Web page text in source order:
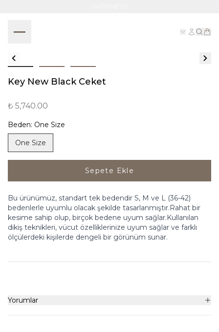
Key New Black Ceket
₺ 5,740.00
Beden: One Size
One Size
Sepete Ekle
Bu ürünümüz, standart tek bedendir S, M ve L (36-42)
bedenlerle uyumlu olacak şekilde tasarlanmıştır.Rahat bir
kesime sahip olup, birçok bedene uyum sağlar.Kullanılan
dikiş teknikleri, vücut özelliklerinize uyum sağlar ve farklı
ölçülerdeki kişilerde dengeli bir görünüm sunar.
Yorumlar